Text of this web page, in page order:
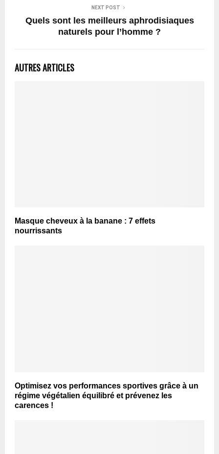
NEXT POST
Quels sont les meilleurs aphrodisiaques
naturels pour l’homme ?
AUTRES ARTICLES
Masque cheveux à la banane : 7 effets
nourrissants
Optimisez vos performances sportives grâce à un
régime végétalien équilibré et prévenez les
carences !